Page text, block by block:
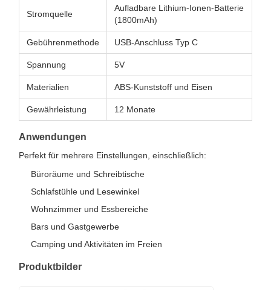
Stromquelle
Aufladbare Lithium-Ionen-Batterie
(1800mAh)
Gebührenmethode USB-Anschluss Typ C
Spannung 5V
Materialien ABS-Kunststoff und Eisen
Gewährleistung 12 Monate
Anwendungen
Perfekt für mehrere Einstellungen, einschließlich:
Büroräume und Schreibtische
Schlafstühle und Lesewinkel
Wohnzimmer und Essbereiche
Bars und Gastgewerbe
Camping und Aktivitäten im Freien
Produktbilder